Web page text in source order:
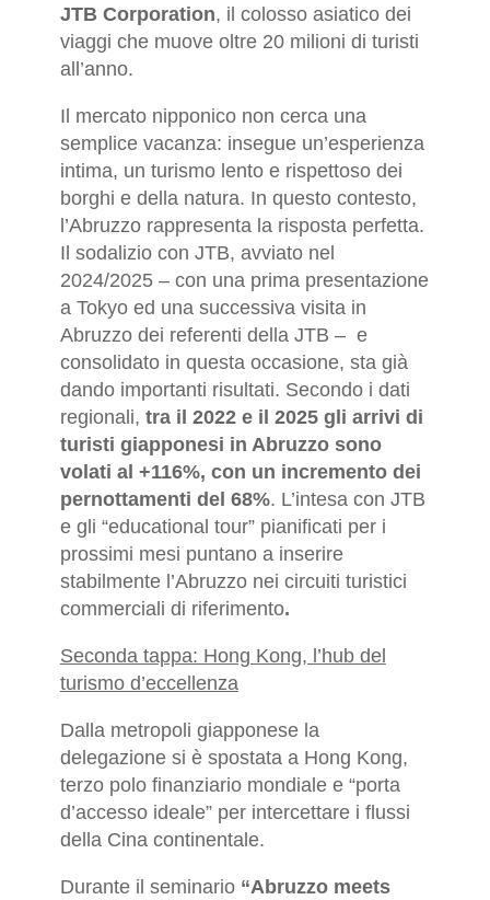
JTB Corporation, il colosso asiatico dei
viaggi che muove oltre 20 milioni di turisti
all’anno.
Il mercato nipponico non cerca una
semplice vacanza: insegue un’esperienza
intima, un turismo lento e rispettoso dei
borghi e della natura. In questo contesto,
l’Abruzzo rappresenta la risposta perfetta.
Il sodalizio con JTB, avviato nel
2024/2025 – con una prima presentazione
a Tokyo ed una successiva visita in
Abruzzo dei referenti della JTB – e
consolidato in questa occasione, sta già
dando importanti risultati. Secondo i dati
regionali, tra il 2022 e il 2025 gli arrivi di
turisti giapponesi in Abruzzo sono
volati al +116%, con un incremento dei
pernottamenti del 68%. L’intesa con JTB
e gli “educational tour” pianificati per i
prossimi mesi puntano a inserire
stabilmente l’Abruzzo nei circuiti turistici
commerciali di riferimento.
Seconda tappa: Hong Kong, l’hub del
turismo d’eccellenza
Dalla metropoli giapponese la
delegazione si è spostata a Hong Kong,
terzo polo finanziario mondiale e “porta
d’accesso ideale” per intercettare i flussi
della Cina continentale.
Durante il seminario “Abruzzo meets